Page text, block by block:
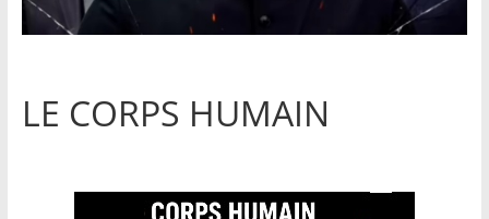
LE CORPS HUMAIN